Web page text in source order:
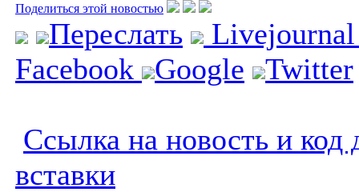
Поделиться этой новостью
Переслать
Facebook
Google Twitter
Ссылка на новость и код
вставки